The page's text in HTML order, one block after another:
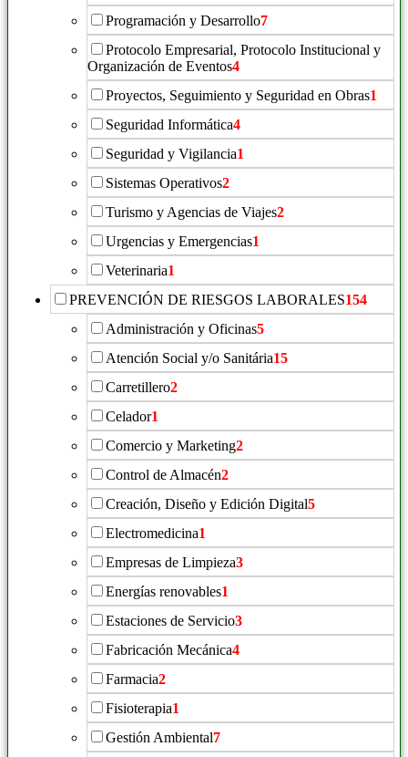
Programación y Desarrollo7
Protocolo Empresarial, Protocolo Institucional y
Organización de Eventos4
Proyectos, Seguimiento y Seguridad en Obras1
Seguridad Informática4
Seguridad y Vigilancia1
Sistemas Operativos2
Turismo y Agencias de Viajes2
Urgencias y Emergencias1
Veterinaria1
PREVENCIÓN DE RIESGOS LABORALES154
Administración y Oficinas5
Atención Social y/o Sanitária15
Carretillero2
Celador1
Comercio y Marketing2
Control de Almacén2
Creación, Diseño y Edición Digital5
Electromedicina1
Empresas de Limpieza3
Energías renovables1
Estaciones de Servicio3
Fabricación Mecánica4
Farmacia2
Fisioterapia1
Gestión Ambiental7